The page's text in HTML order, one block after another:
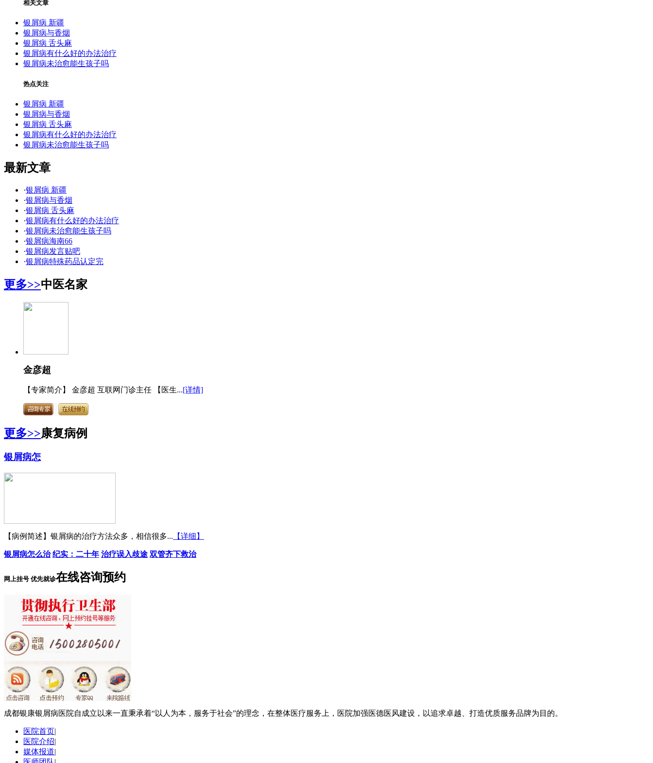
相关文章
银屑病 新疆
银屑病与香烟
银屑病 舌头麻
银屑病有什么好的办法治疗
银屑病未治愈能生孩子吗
热点关注
银屑病 新疆
银屑病与香烟
银屑病 舌头麻
银屑病有什么好的办法治疗
银屑病未治愈能生孩子吗
最新文章
·银屑病 新疆
·银屑病与香烟
·银屑病 舌头麻
·银屑病有什么好的办法治疗
·银屑病未治愈能生孩子吗
·银屑病海南66
·银屑病发言贴吧
·银屑病特殊药品认定完
更多>>中医名家
金彦超
【专家简介】 金彦超 互联网门诊主任 【医生...[详情]
更多>>康复病例
银屑病怎
【病例简述】银屑病的治疗方法众多，相信很多... 【详细】
银屑病怎么治 纪实：二十年 治疗误入歧途 双管齐下救治
网上挂号 优先就诊在线咨询预约
成都银康银屑病医院自成立以来一直秉承着“以人为本，服务于社会”的理念，在整体医疗服务上，医院加强医德医风建设，以追求卓越、打造优质服务品牌为目的。
医院首页|
医院介绍|
媒体报道|